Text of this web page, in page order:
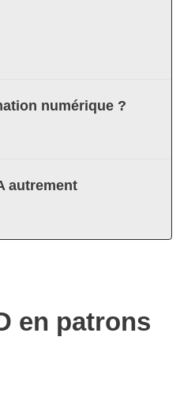
numérique ?
autrement
en patrons